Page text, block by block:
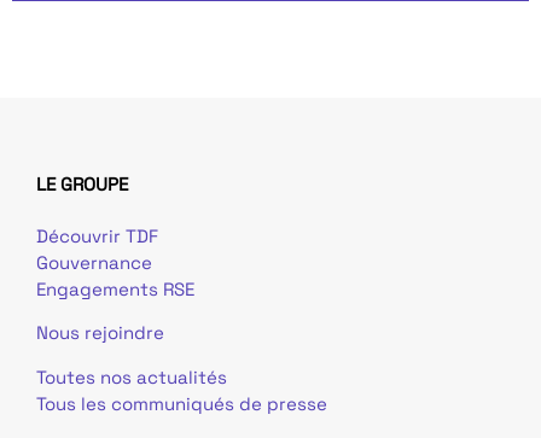
LE GROUPE
Découvrir TDF
Gouvernance
Engagements RSE
Nous rejoindre
Toutes nos actualités
Tous les communiqués de presse